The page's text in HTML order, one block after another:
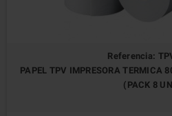
Referencia:
PAPEL TPV IMPRESORA TERMICA
(PACK 8